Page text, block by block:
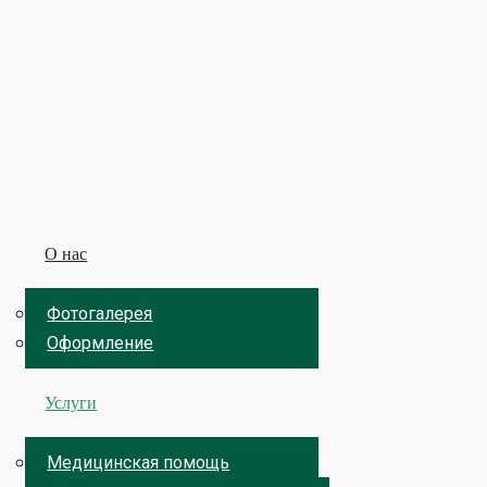
О нас
Фотогалерея
Оформление
Услуги
Медицинская помощь